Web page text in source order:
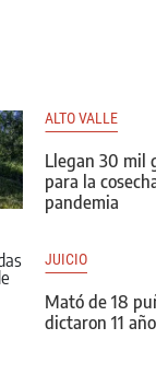
ALTO VALLE
Llegan 30 mil
para la
pandemia
JUICIO
Mató de 18
dictaron 11